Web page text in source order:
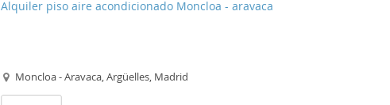
Alquiler piso aire acondicionado Moncloa - aravaca
Moncloa - Aravaca, Argüelles, Madrid